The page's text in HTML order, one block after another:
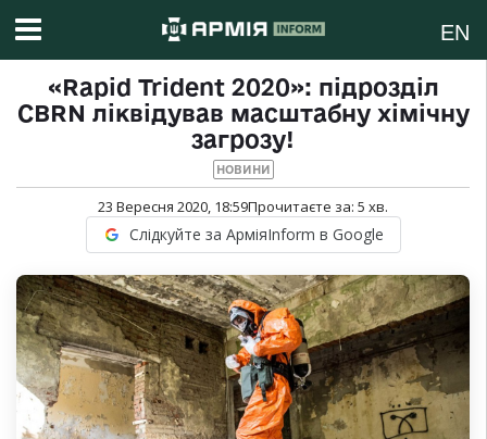
EN
«Rapid Trident 2020»: підрозділ
CBRN ліквідував масштабну хімічну
загрозу!
НОВИНИ
23 Вересня 2020, 18:59Прочитаєте за: 5 хв.
Слідкуйте за АрміяInform в Google